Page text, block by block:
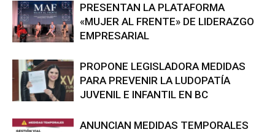
PRESENTAN LA PLATAFORMA
«MUJER AL FRENTE» DE LIDERAZGO
EMPRESARIAL
PROPONE LEGISLADORA MEDIDAS
PARA PREVENIR LA LUDOPATÍA
JUVENIL E INFANTIL EN BC
ANUNCIAN MEDIDAS TEMPORALES